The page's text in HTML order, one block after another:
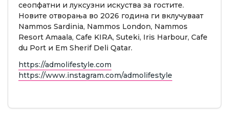
сеопфатни и луксузни искуства за гостите.
Новите отворања во 2026 година ги вклучуваат
Nammos Sardinia, Nammos London, Nammos
Resort Amaala, Cafe KIRA, Suteki, Iris Harbour, Cafe
du Port и Em Sherif Deli Qatar.
https://admolifestyle.com
https://www.instagram.com/admolifestyle